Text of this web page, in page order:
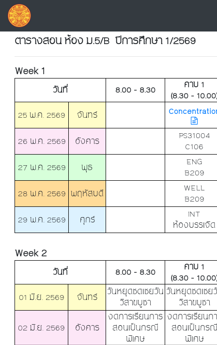
ตารางสอน ห้อง ม.5/B ปีการศึกษา 1/2569
Week 1
วันที่ 8.00 - 8.30
คาบ 1
(8.30 -
25 พ.ค. 2569
จันทร์
26 พ.ค. 2569 อังคาร
PS31004
C106
27 พ.ค. 2569
พุธ
ENG
B209
28 พ.ค. 2569 พฤหัสบดี
WELL
B209
29 พ.ค. 2569
ศุกร์
INT
ห้องบรรเจิด
Week 2
วันที่ 8.00 - 8.30
คาบ 1
(8.30 -
01 มิ.ย. 2569
จันทร์
วันหยุดชดเชยวัน
วิสาขบูชา
วันหยุดชดเชย
วิสาขบูชา
02 มิ.ย. 2569 อังคาร
งดการเรียนการ
สอนเป็นกรณี
พิเศษ
งดการเรียนก
สอนเป็นกรณี
พิเศษ